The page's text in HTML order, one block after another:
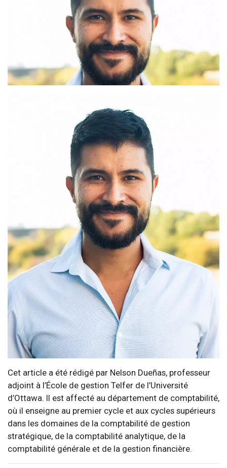
Cet article a été rédigé par Nelson Dueñas, professeur
adjoint à l’École de gestion Telfer de l’Université
d’Ottawa. Il est affecté au département de comptabilité,
où il enseigne au premier cycle et aux cycles supérieurs
dans les domaines de la comptabilité de gestion
stratégique, de la comptabilité analytique, de la
comptabilité générale et de la gestion financière.